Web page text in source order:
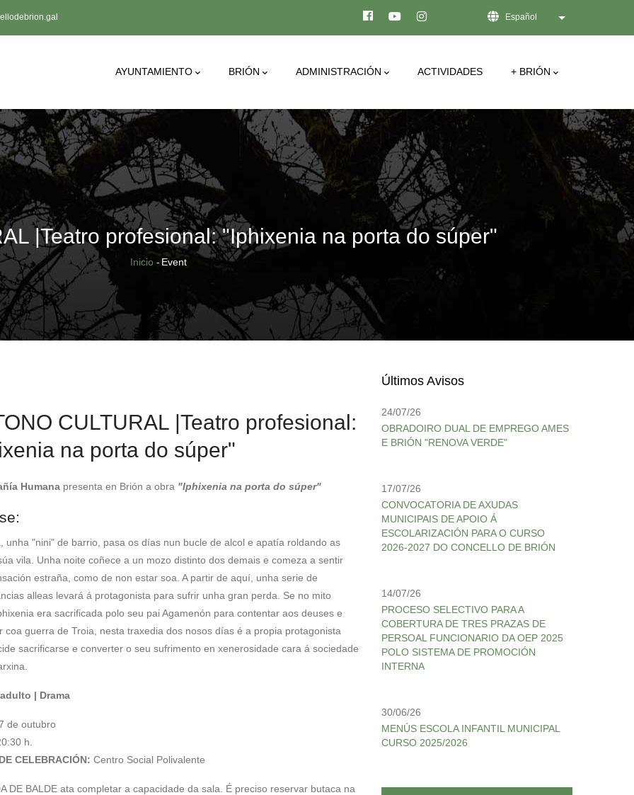
Español Lista adicional de
Main
AYUNTAMIENTO BRIÓN ADMINISTRACIÓN ACTIVIDADES + BRIÓN
|Teatro profesional: "Iphixenia na porta do súper"
Sobrescribir
de
ayuda
navegación
Inicio - Event
CULTURAL |Teatro profesional:
na porta do súper"
Humanapresenta en Brión a obra "Iphixenia na porta do súper"
unha "nini" de barrio, pasa os días nun bucle de alcol e apatía roldando as
vila. Unha noite coñece a un mozo distinto dos demais e comeza a sentir
estraña, como de non estar soa. A partir de aquí, unha serie de
alleas levará á protagonista para sufrir unha gran perda. Se no mito
era sacrificada polo seu pai Agamenón para contentar aos deuses e
coa guerra de Troia, nesta traxedia dos nosos días é a propia protagonista
sacrificarse e converter o seu sufrimento en xenerosidade cara á sociedade
| Drama
de outubro
h.
CELEBRACIÓN: Centro Social Polivalente
DE BALDE ata completar a capacidade da sala. É preciso reservar butaca na
Últimos Avisos
24/07/26
OBRADOIRO DUAL DE EMPREGO AMES
E BRIÓN "RENOVA VERDE"
17/07/26
CONVOCATORIA DE AXUDAS
MUNICIPAIS DE APOIO Á
ESCOLARIZACIÓN PARA O CURSO
2026-2027 DO CONCELLO DE BRIÓN
14/07/26
PROCESO SELECTIVO PARA A
COBERTURA DE TRES PRAZAS DE
PERSOAL FUNCIONARIO DA OEP 2025
POLO SISTEMA DE PROMOCIÓN
INTERNA
30/06/26
MENÚS ESCOLA INFANTIL MUNICIPAL
CURSO 2025/2026